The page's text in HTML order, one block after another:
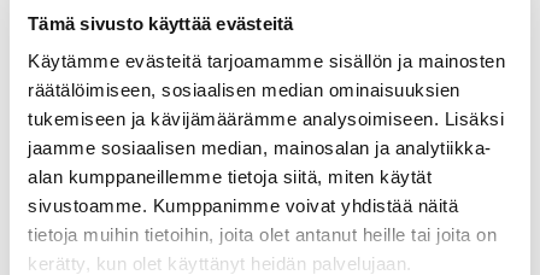
Tämä sivusto käyttää evästeitä
Käytämme evästeitä tarjoamamme sisällön ja mainosten
räätälöimiseen, sosiaalisen median ominaisuuksien
tukemiseen ja kävijämäärämme analysoimiseen. Lisäksi
jaamme sosiaalisen median, mainosalan ja analytiikka-
alan kumppaneillemme tietoja siitä, miten käytät
sivustoamme. Kumppanimme voivat yhdistää näitä
tietoja muihin tietoihin, joita olet antanut heille tai joita on
kerätty, kun olet käyttänyt heidän palvelujaan.
Vihannesleikkurin
suikaleterä H8
Suikaleen paksuus 8 mm.
Tuotekoodi: 4456.
Vihannesleikkurin
viipaleterä E2
Viipaleen paksuus 2 mm.
Tuotekoodi: 4260.